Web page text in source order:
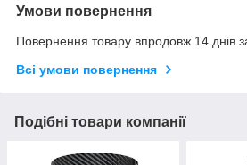
Умови повернення
Повернення товару впродовж 14 днів
Всі умови повернення
Подібні товари компанії